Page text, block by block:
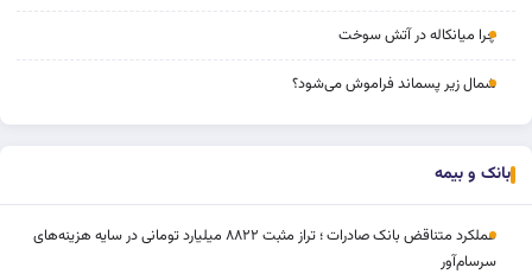
چرا میانکاله در آتش سوخت
شمال زیر پسماند فراموش می‌شود؟
بانک و بیمه
عملکرد متناقض بانک صادرات ؛ تراز مثبت ۸۸۲۲ میلیارد تومانی در سایه هزینه‌های
سرسام‌آور